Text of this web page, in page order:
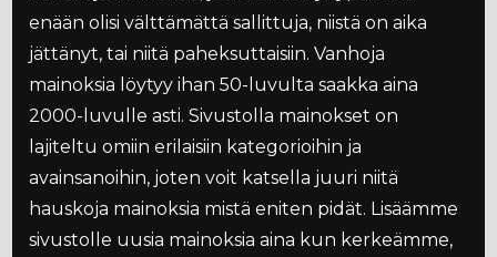
enään olisi välttämättä sallittuja, niistä on aika
jättänyt, tai niitä paheksuttaisiin. Vanhoja
mainoksia löytyy ihan 50-luvulta saakka aina
2000-luvulle asti. Sivustolla mainokset on
lajiteltu omiin erilaisiin kategorioihin ja
avainsanoihin, joten voit katsella juuri niitä
hauskoja mainoksia mistä eniten pidät. Lisäämme
sivustolle uusia mainoksia aina kun kerkeämme,